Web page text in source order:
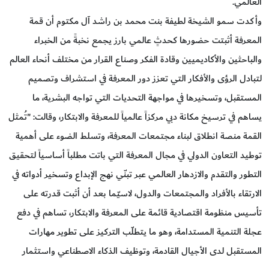
وأكدت سمو الشيخة لطيفة بنت محمد بن راشد آل مكتوم أن قمة
المعرفة أثبتت حضورها كحدثٍ عالمي بارز يجمع نخبةً من الخبراء
والباحثين والأكاديميين وقادة الفكر وصناع القرار من مختلف أنحاء العالم
لتبادل الرؤى والأفكار التي تعزز دور المعرفة في استشراف وتصميم
المستقبل، وتسخيرها في مواجهة التحديات التي تواجه البشرية، ما
يساهم في ترسيخ مكانة دبي مركزاً عالمياً للمعرفة والابتكار، وقالت: "تُمثل
القمة منصة انطلاق لبناء مجتمعات المعرفة، وتسلط الضوء على أهمية
توطيد التعاون الدولي في مجال المعرفة التي باتت مطلباً أساسياً لتحقيق
التطور والتقدم والازدهار العالمي عبر تبنّي نهج الإبداع وتسخير أدواته في
الارتقاء بالأفراد والمجتمعات والدول، لاسيّما بعد أن أثبت قدرته على
تأسيس منظومة اقتصادية قائمة على المعرفة والابتكار، تساهم في دفع
عجلة التنمية المستدامة، وهو ما يتطلّب التركيز على تطوير مهارات
المستقبل لدى الأجيال القادمة، وتوظيف الذكاء الاصطناعي واستثمار